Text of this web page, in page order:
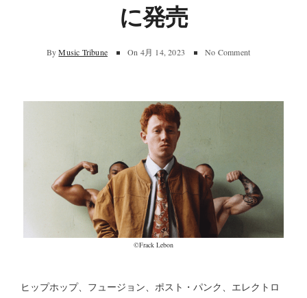
に発売
By Music Tribune On 4月 14, 2023 No Comment
©Frack Lebon
ヒップホップ、フュージョン、ポスト・パンク、エレクトロ